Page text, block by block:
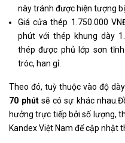
này tránh được hiện tượng
Giá cửa thép 1.750.000
phút với thép khung dày
thép được phủ lớp sơn
tróc, han gỉ.
Theo đó, tuỳ thuộc vào độ
70 phútsẽ có sự khác
hưởng trực tiếp bởi số lượng,
Kandex Việt Nam để cập nhật